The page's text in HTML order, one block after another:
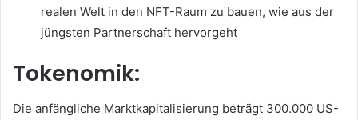
realen Welt in den NFT-Raum zu bauen, wie aus der
jüngsten Partnerschaft hervorgeht
Tokenomik:
Die anfängliche Marktkapitalisierung beträgt 300.000 US-